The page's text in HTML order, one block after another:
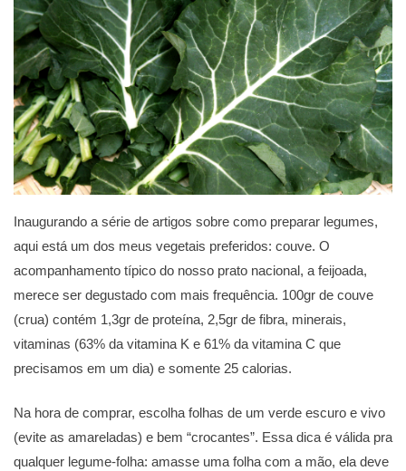
Inaugurando a série de artigos sobre como preparar legumes,
aqui está um dos meus vegetais preferidos: couve. O
acompanhamento típico do nosso prato nacional, a feijoada,
merece ser degustado com mais frequência. 100gr de couve
(crua) contém 1,3gr de proteína, 2,5gr de fibra, minerais,
vitaminas (63% da vitamina K e 61% da vitamina C que
precisamos em um dia) e somente 25 calorias.
Na hora de comprar, escolha folhas de um verde escuro e vivo
(evite as amareladas) e bem “crocantes”. Essa dica é válida pra
qualquer legume-folha: amasse uma folha com a mão, ela deve